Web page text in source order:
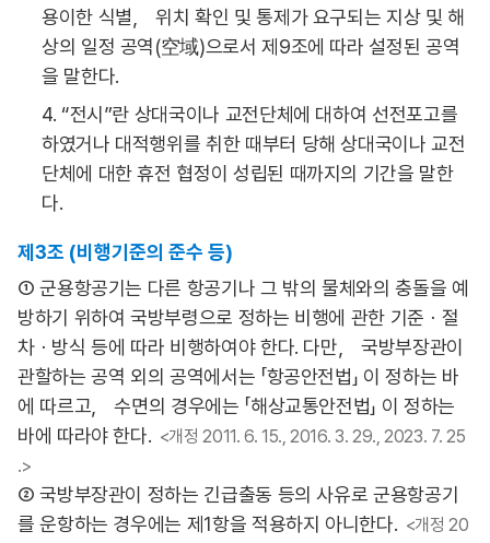
용이한 식별， 위치 확인 및 통제가 요구되는 지상 및 해
상의 일정 공역(空域)으로서 제9조에 따라 설정된 공역
을 말한다.
4. “전시”란 상대국이나 교전단체에 대하여 선전포고를
하였거나 대적행위를 취한 때부터 당해 상대국이나 교전
단체에 대한 휴전 협정이 성립된 때까지의 기간을 말한
다.
제3조 (비행기준의 준수 등)
① 군용항공기는 다른 항공기나 그 밖의 물체와의 충돌을 예
방하기 위하여 국방부령으로 정하는 비행에 관한 기준ㆍ절
차ㆍ방식 등에 따라 비행하여야 한다. 다만， 국방부장관이
관할하는 공역 외의 공역에서는 「항공안전법」 이 정하는 바
에 따르고， 수면의 경우에는 「해상교통안전법」 이 정하는
바에 따라야 한다. <개정 2011. 6. 15., 2016. 3. 29., 2023. 7. 25
.>
② 국방부장관이 정하는 긴급출동 등의 사유로 군용항공기
를 운항하는 경우에는 제1항을 적용하지 아니한다. <개정 20